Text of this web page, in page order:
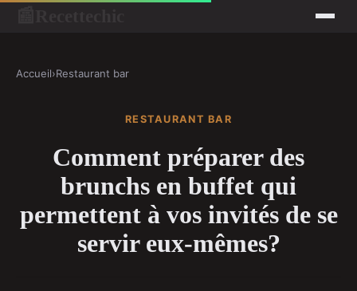
Accueil›Restaurant bar
RESTAURANT BAR
Comment préparer des
brunchs en buffet qui
permettent à vos invités de se
servir eux-mêmes?